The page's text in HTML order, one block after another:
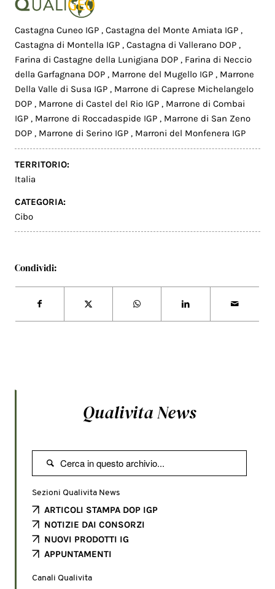
Castagna Cuneo IGP,Castagna del Monte Amiata IGP,
Castagna di Montella IGP,Castagna di Vallerano DOP,
Farina di Castagne della Lunigiana DOP, Farina di Neccio
della Garfagnana DOP, Marrone del Mugello IGP, Marrone
Della Valle di Susa IGP, Marrone di Caprese Michelangelo
DOP, Marrone di Castel del Rio IGP, Marrone di Combai
IGP, Marrone di Roccadaspide IGP, Marrone di San Zeno
DOP, Marrone di Serino IGP, Marroni del Monfenera IGP
TERRITORIO:
Italia
CATEGORIA:
Cibo
Condividi:
Qualivita News

Sezioni Qualivita News
ARTICOLI STAMPA DOP IGP
NOTIZIE DAI CONSORZI
NUOVI PRODOTTI IG
APPUNTAMENTI
Canali Qualivita